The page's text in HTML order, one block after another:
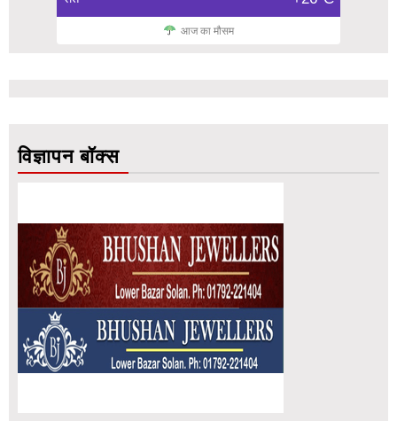
आज का मौसम
विज्ञापन बॉक्स